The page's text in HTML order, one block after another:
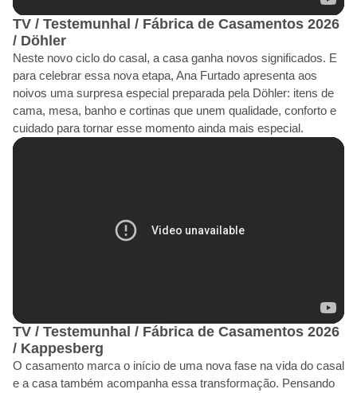
TV / Testemunhal / Fábrica de Casamentos 2026
/ Döhler
Neste novo ciclo do casal, a casa ganha novos significados. E
para celebrar essa nova etapa, Ana Furtado apresenta aos
noivos uma surpresa especial preparada pela Döhler: itens de
cama, mesa, banho e cortinas que unem qualidade, conforto e
cuidado para tornar esse momento ainda mais especial.
TV / Testemunhal / Fábrica de Casamentos 2026
/ Kappesberg
O casamento marca o início de uma nova fase na vida do casal
e a casa também acompanha essa transformação. Pensando